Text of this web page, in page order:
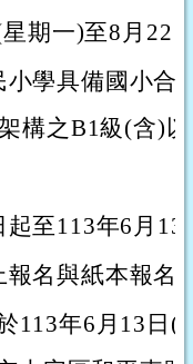
期一)至8月22
學具備國小合
構之B1級(含)
至113年6月
名與紙本報名
113年6月13日(